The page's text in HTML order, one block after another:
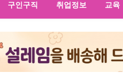
구인구직 취업정보 교육